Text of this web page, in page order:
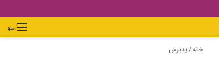
منوجستجو
برایپوسته
سبد
خانه/پذیرش